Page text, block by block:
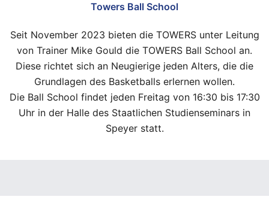
Towers Ball School
Seit November 2023 bieten die TOWERS unter Leitung
von Trainer Mike Gould die TOWERS Ball School an.
Diese richtet sich an Neugierige jeden Alters, die die
Grundlagen des Basketballs erlernen wollen.
Die Ball School findet jeden Freitag von 16:30 bis 17:30
Uhr in der Halle des Staatlichen Studienseminars in
Speyer statt.